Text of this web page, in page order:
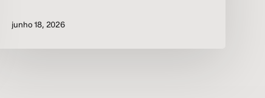
junho 18, 2026